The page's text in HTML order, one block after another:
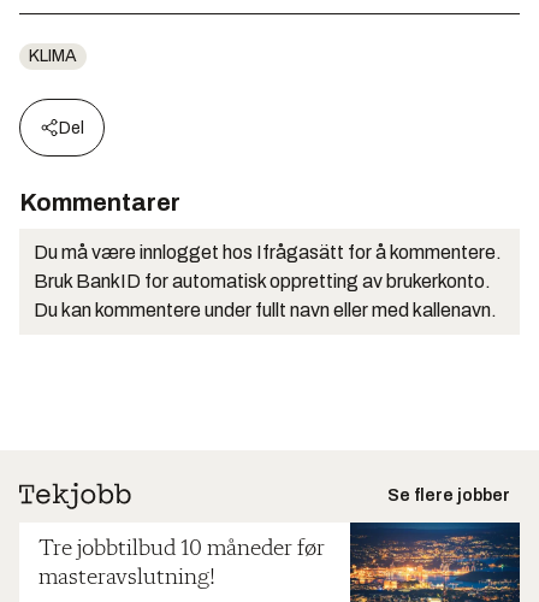
KLIMA
Del
Kommentarer
Du må være innlogget hos Ifrågasätt for å kommentere.
Bruk BankID for automatisk oppretting av brukerkonto.
Du kan kommentere under fullt navn eller med kallenavn.
Se flere jobber
Tre jobbtilbud 10 måneder før
masteravslutning!